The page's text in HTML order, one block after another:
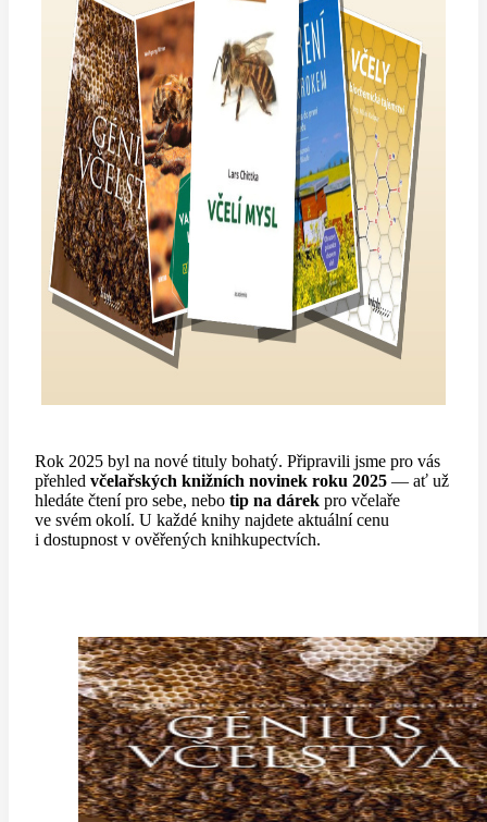
Rok 2025 byl na nové tituly bohatý. Připravili jsme pro vás
přehled včelařských knižních novinek roku 2025 — ať už
hledáte čtení pro sebe, nebo tip na dárek pro včelaře
ve svém okolí. U každé knihy najdete aktuální cenu
i dostupnost v ověřených knihkupectvích.